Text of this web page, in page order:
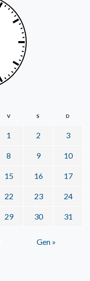
V S D
1 2 3
8 9 10
15 16 17
22 23 24
29 30 31
Gen »